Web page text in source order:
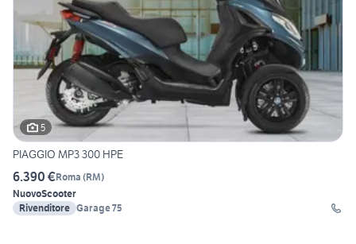
5
PIAGGIO MP3 300 HPE
6.390 €Roma (RM)
NuovoScooter
Rivenditore Garage 75